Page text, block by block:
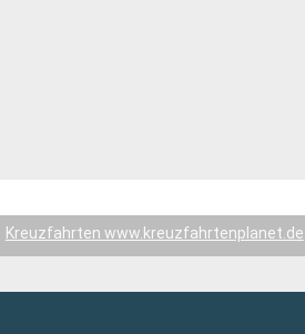
Kreuzfahrten www.kreuzfahrtenplanet.de